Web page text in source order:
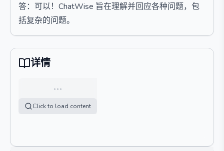
答：可以！ChatWise 旨在理解并回应各种问题，包
括复杂的问题。
详情
…
Click to load content